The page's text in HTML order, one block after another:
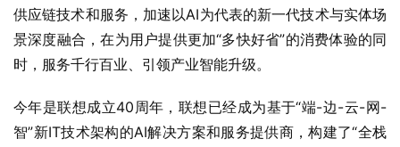
供应链技术和服务，加速以AI为代表的新一代技术与实体场
景深度融合，在为用户提供更加“多快好省”的消费体验的同
时，服务千行百业、引领产业智能升级。
今年是联想成立40周年，联想已经成为基于“端-边-云-网-
智”新IT技术架构的AI解决方案和服务提供商，构建了“全栈